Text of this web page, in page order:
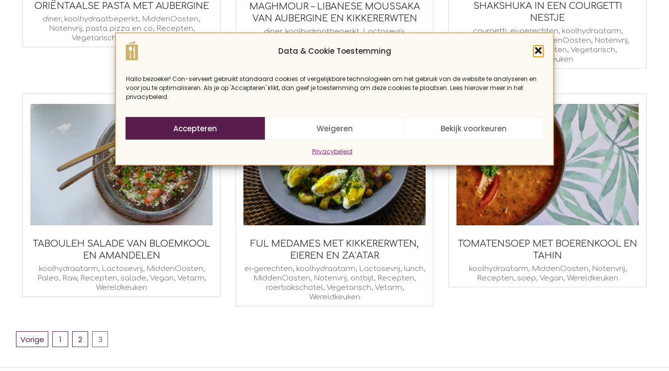
Data & Cookie Toestemming
Hallo bezoeker! Con-serveert gebruikt standaard cookies of vergelijkbare technologieën om het gebruik van de website te analyseren en
voor jou te optimaliseren. Als je op 'Accepteren' klikt, dan geef je toestemming om deze cookies te plaatsen. Lees hierover meer in het
privacybeleid.
Accepteren Weigeren Bekijk voorkeuren
Privacybeleid
ORIËNTAALSE PASTA MET AUBERGINE
2016-diner, koolhydraatbeperkt, MiddenOosten,
Notenvrij, pasta pizza en co, Recepten,
Vegetarisch
MAGHMOUR – LIBANESE MOUSSAKA
VAN AUBERGINE EN KIKKERERWTEN
2016-diner,koolhydraatbeperkt,Lactosevrij,
roerbakschotel ,Vegan,Vetarm,Wereldkeuken
SHAKSHUKA IN EEN COURGETTI
NESTJE
2016-courgetti,ei-gerechten, koolhydraatarm,
MiddenOosten, Notenvrij,
Recepten, Vegetarisch,
Wereldkeuken
TABOULEH SALADE VAN BLOEMKOOL
EN AMANDELEN
2015-
07-
koolhydraatarm, Lactosevrij, MiddenOosten,
Paleo, Raw, Recepten, salade, Vegan, Vetarm,
Wereldkeuken
FUL MEDAMES MET KIKKERERWTEN,
EIEREN EN ZA’ATAR
2015-
06-
ei-gerechten, koolhydraatarm, Lactosevrij, lunch,
MiddenOosten, Notenvrij, ontbijt, Recepten,
roerbakschotel, Vegetarisch, Vetarm,
Wereldkeuken
TOMATENSOEP MET BOERENKOOL EN
TAHIN
2015-koolhydraatarm, MiddenOosten, Notenvrij,
Recepten, soep, Vegan, Wereldkeuken
BERICHTEN
Vorige 1 2 3